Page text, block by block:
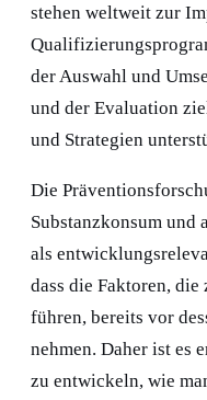
stehen weltweit zur
der Auswahl und
und der Evaluation
und Strategien
Die
Substanzkonsum und
als
dass die Faktoren,
führen, bereits vor
nehmen. Daher ist es
zu entwickeln, wie